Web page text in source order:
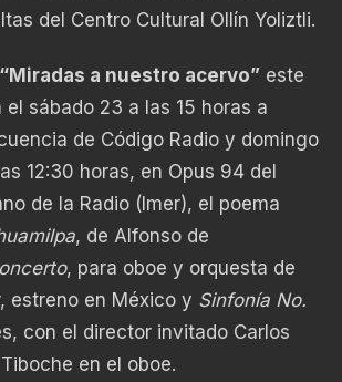
del Centro Cultural Ollín Yoliztli.
“Miradas a nuestro acervo” este
sábado 23 a las 15 horas a
de Código Radio y domingo
12:30 horas, en Opus 94 del
de la Radio (Imer), el poema
, de Alfonso de
, para oboe y orquesta de
estreno en México y Sinfonía No.
con el director invitado Carlos
en el oboe.